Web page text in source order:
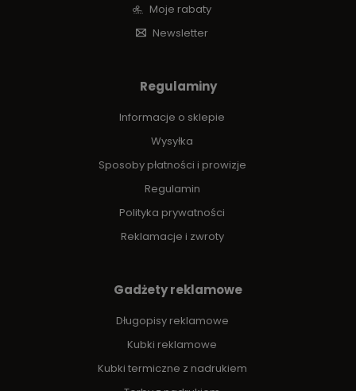
Moje rabaty
Newsletter
Regulaminy
Informacje o sklepie
Wysyłka
Sposoby płatności i prowizje
Regulamin
Polityka prywatności
Reklamacje i zwroty
Gadżety reklamowe
Długopisy reklamowe
Kubki reklamowe
Kubki termiczne z nadrukiem